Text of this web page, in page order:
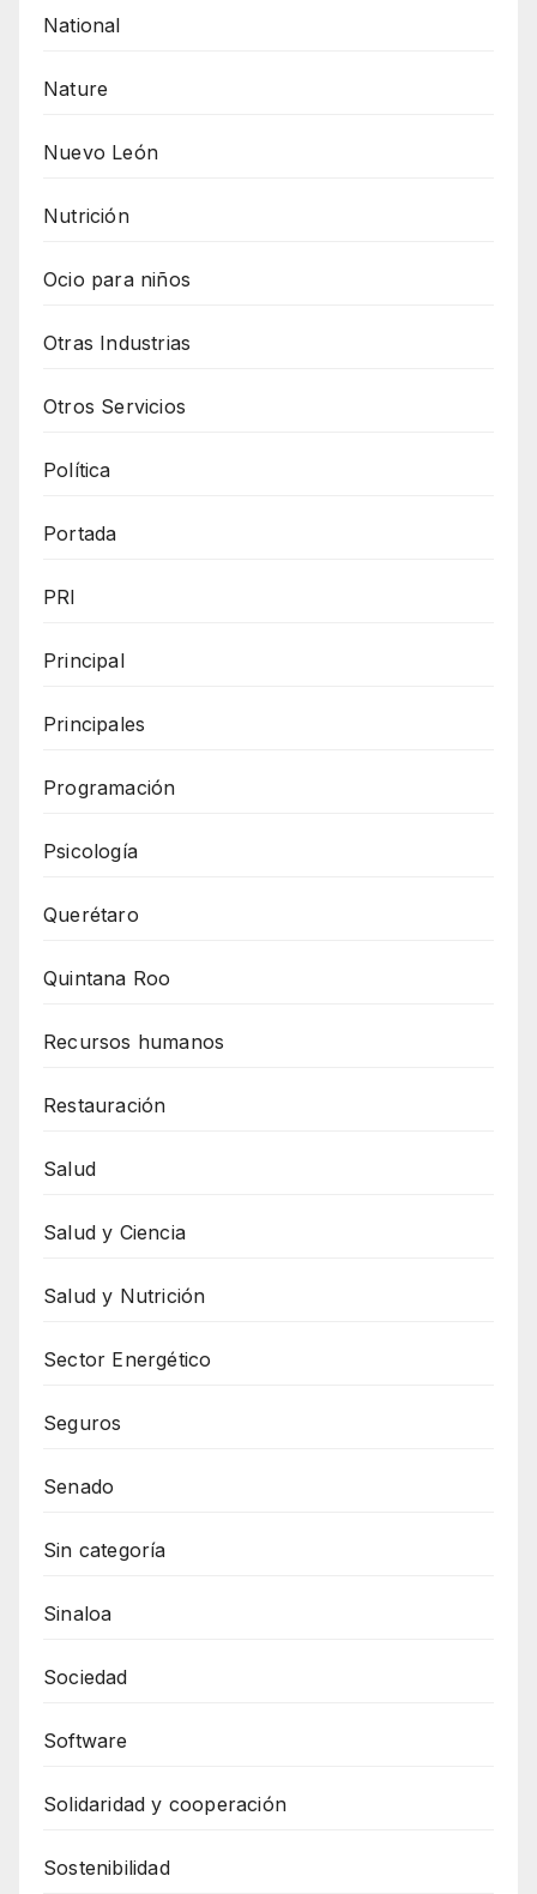
National
Nature
Nuevo León
Nutrición
Ocio para niños
Otras Industrias
Otros Servicios
Política
Portada
PRI
Principal
Principales
Programación
Psicología
Querétaro
Quintana Roo
Recursos humanos
Restauración
Salud
Salud y Ciencia
Salud y Nutrición
Sector Energético
Seguros
Senado
Sin categoría
Sinaloa
Sociedad
Software
Solidaridad y cooperación
Sostenibilidad